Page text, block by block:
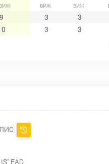
3 3
3 3
EAD